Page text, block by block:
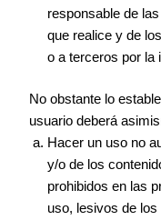
responsable de
que realice y de
o a terceros por la
No obstante lo
usuario deberá
Hacer un uso no
y/o de los
prohibidos en las
uso, lesivos de